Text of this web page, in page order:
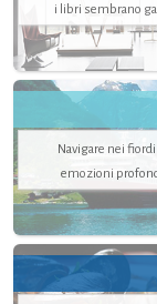
i libri sembrano
Navigare nei
emozioni